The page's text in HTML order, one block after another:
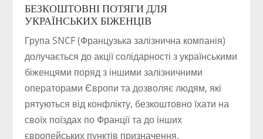
БЕЗКОШТОВНІ ПОТЯГИ ДЛЯ
УКРАЇНСЬКИХ БІЖЕНЦІВ
Група SNCF (Французька залізнична компанія)
долучається до акції солідарності з українськими
біженцями поряд з іншими залізничними
операторами Європи та дозволяє людям, які
рятуються від конфлікту, безкоштовно їхати на
своїх поїздах по Франції та до інших
європейських пунктів призначення.